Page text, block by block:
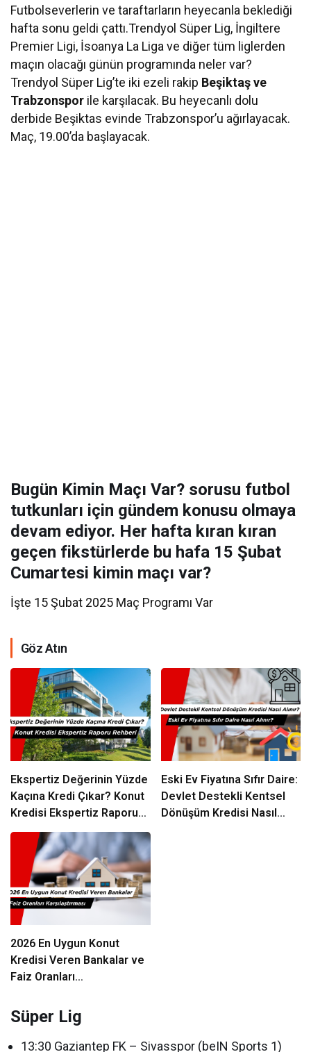
Futbolseverlerin ve taraftarların heyecanla beklediği
hafta sonu geldi çattı.Trendyol Süper Lig, İngiltere
Premier Ligi, İsoanya La Liga ve diğer tüm liglerden
maçın olacağı günün programında neler var?
Trendyol Süper Lig’te iki ezeli rakip Beşiktaş ve
Trabzonspor ile karşılacak. Bu heyecanlı dolu
derbide Beşiktas evinde Trabzonspor’u ağırlayacak.
Maç, 19.00’da başlayacak.
Bugün Kimin Maçı Var? sorusu futbol
tutkunları için gündem konusu olmaya
devam ediyor. Her hafta kıran kıran
geçen fikstürlerde bu hafa 15 Şubat
Cumartesi kimin maçı var?
İşte 15 Şubat 2025 Maç Programı Var
Göz Atın
Ekspertiz Değerinin Yüzde
Kaçına Kredi Çıkar? Konut
Kredisi Ekspertiz Raporu
Rehberi
Eski Ev Fiyatına Sıfır Daire:
Devlet Destekli Kentsel
Dönüşüm Kredisi Nasıl
2026 En Uygun Konut
Kredisi Veren Bankalar ve
Faiz Oranları
Süper Lig
13:30 Gaziantep FK – Sivasspor (beIN Sports 1)